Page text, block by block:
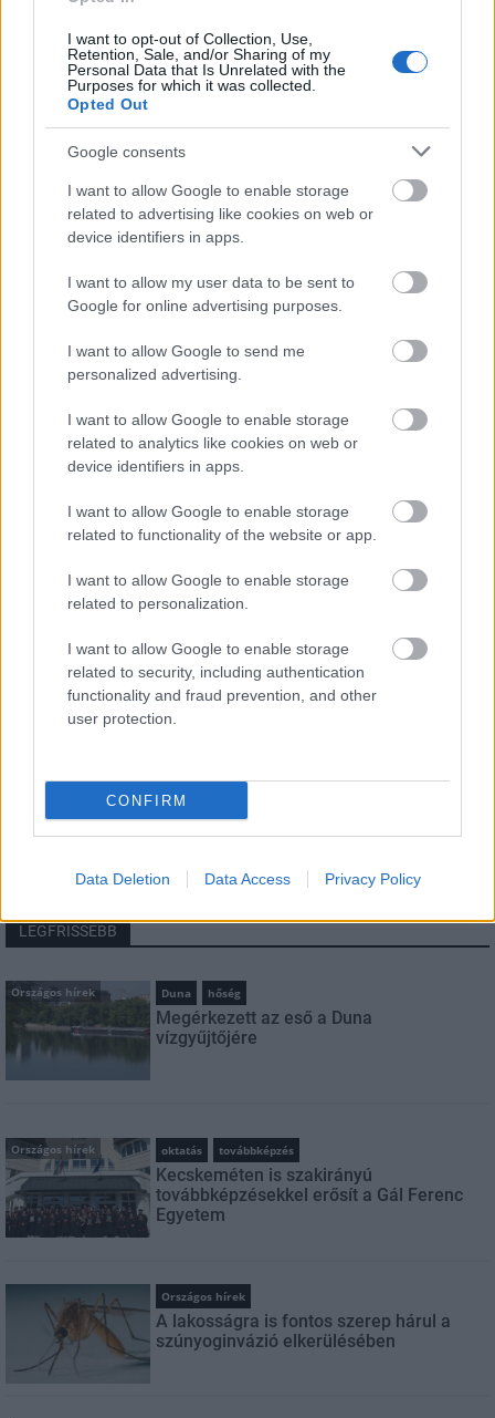
I want to opt-out of Collection, Use,
Retention, Sale, and/or Sharing of my
Personal Data that Is Unrelated with the
Purposes for which it was collected.
Opted Out
Google consents
I want to allow Google to enable storage
related to advertising like cookies on web or
device identifiers in apps.
I want to allow my user data to be sent to
Google for online advertising purposes.
I want to allow Google to send me
personalized advertising.
I want to allow Google to enable storage
related to analytics like cookies on web or
device identifiers in apps.
I want to allow Google to enable storage
related to functionality of the website or app.
I want to allow Google to enable storage
related to personalization.
I want to allow Google to enable storage
related to security, including authentication
functionality and fraud prevention, and other
user protection.
CONFIRM
Data Deletion Data Access Privacy Policy
2018.03.22
Március 22. a víz világnapja, amikor a víz kiemelten fontos
szerepére kívánják felhívni a figyelmet. A Mezőföldvíz Kft-nél
nagy hangsúlyt fektetnek a munkavállalói motiváció
kialakítására és erősítésére is. Ennek jegyében köti össze a
cégvezetés a víz világnapját a víziközmű szolgálatban eltöltött
évek elismerésével, írták a cég sajtóközleményében.
Új mikrobiológiai laboratóriumot adtak át Pakson
Az átadásra a Mezőföldvíz Kft. paksi szennyvíztisztító telepén, a
víz világnapja alkalmából tartott ünnepség keretében került
E-mail cím
szabályzatot!
FELIRATKOZÁS
LEGFRISSEBB
Országos hírek Duna hőség
Megérkezett az eső a Duna
vízgyűjtőjére
Országos hírek oktatás továbbképzés
Kecskeméten is szakirányú
továbbképzésekkel erősít a Gál Ferenc
Egyetem
Országos hírek
A lakosságra is fontos szerep hárul a
szúnyoginvázió elkerülésében